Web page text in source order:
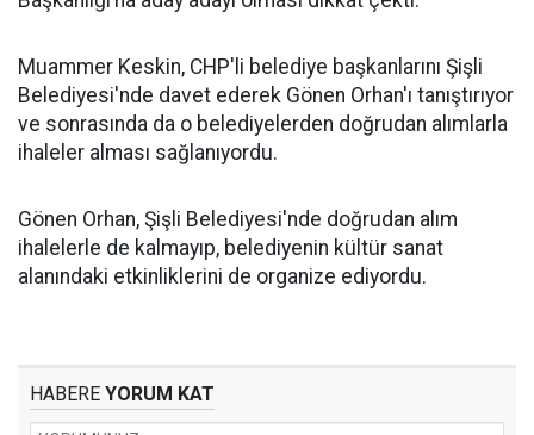
Muammer Keskin, CHP'li belediye başkanlarını Şişli
Belediyesi'nde davet ederek Gönen Orhan'ı tanıştırıyor
ve sonrasında da o belediyelerden doğrudan alımlarla
ihaleler alması sağlanıyordu.
Gönen Orhan, Şişli Belediyesi'nde doğrudan alım
ihalelerle de kalmayıp, belediyenin kültür sanat
alanındaki etkinliklerini de organize ediyordu.
HABERE YORUM KAT